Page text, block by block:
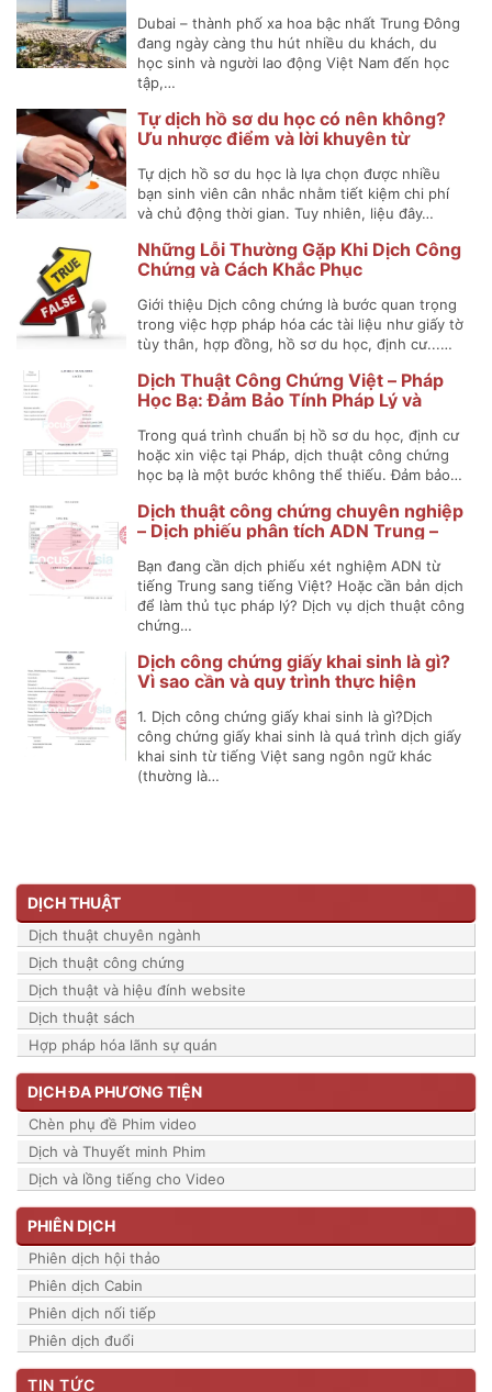
Dubai – thành phố xa hoa bậc nhất Trung Đông
đang ngày càng thu hút nhiều du khách, du
học sinh và người lao động Việt Nam đến học
tập,…
Tự dịch hồ sơ du học có nên không?
Ưu nhược điểm và lời khuyên từ
Tự dịch hồ sơ du học là lựa chọn được nhiều
bạn sinh viên cân nhắc nhằm tiết kiệm chi phí
và chủ động thời gian. Tuy nhiên, liệu đây…
Những Lỗi Thường Gặp Khi Dịch Công
Chứng và Cách Khắc Phục
Giới thiệu Dịch công chứng là bước quan trọng
trong việc hợp pháp hóa các tài liệu như giấy tờ
tùy thân, hợp đồng, hồ sơ du học, định cư...…
Dịch Thuật Công Chứng Việt – Pháp
Học Bạ: Đảm Bảo Tính Pháp Lý và
Trong quá trình chuẩn bị hồ sơ du học, định cư
hoặc xin việc tại Pháp, dịch thuật công chứng
học bạ là một bước không thể thiếu. Đảm bảo…
Dịch thuật công chứng chuyên nghiệp
– Dịch phiếu phân tích ADN Trung –
Bạn đang cần dịch phiếu xét nghiệm ADN từ
tiếng Trung sang tiếng Việt? Hoặc cần bản dịch
để làm thủ tục pháp lý? Dịch vụ dịch thuật công
chứng…
Dịch công chứng giấy khai sinh là gì?
Vì sao cần và quy trình thực hiện
1. Dịch công chứng giấy khai sinh là gì?Dịch
công chứng giấy khai sinh là quá trình dịch giấy
khai sinh từ tiếng Việt sang ngôn ngữ khác
(thường là…
DỊCH THUẬT
Dịch thuật chuyên ngành
Dịch thuật công chứng
Dịch thuật và hiệu đính website
Dịch thuật sách
Hợp pháp hóa lãnh sự quán
DỊCH ĐA PHƯƠNG TIỆN
Chèn phụ đề Phim video
Dịch và Thuyết minh Phim
Dịch và lồng tiếng cho Video
PHIÊN DỊCH
Phiên dịch hội thảo
Phiên dịch Cabin
Phiên dịch nối tiếp
Phiên dịch đuổi
TIN TỨC